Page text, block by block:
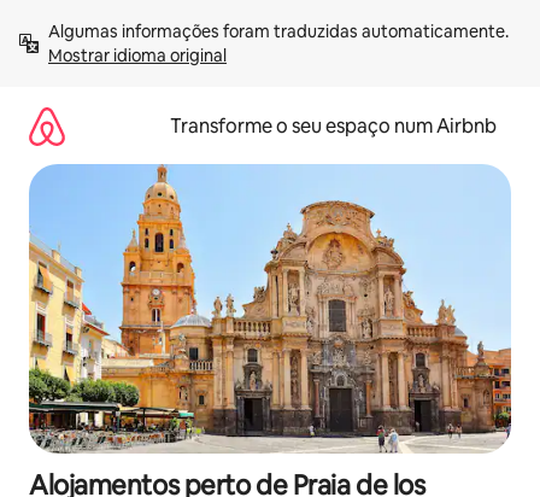
para
Mostrar idioma original
Transforme o seu espaço num Airbnb
Alojamentos perto de Praia de los